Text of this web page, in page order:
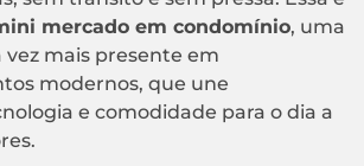
mercado em condomínio, uma
mais presente em
modernos, que une
e comodidade para o dia a